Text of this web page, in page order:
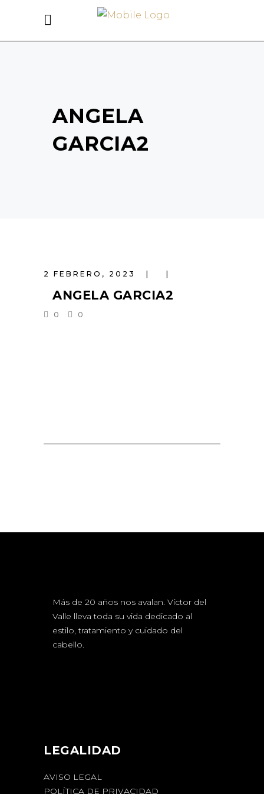
ANGELA
GARCIA2
2 FEBRERO, 2023
ANGELA GARCIA2
0 0
Más de 20 años nos avalan. Víctor del
Valle lleva toda su vida dedicado al
estilo, tratamiento y cuidado del
cabello.
LEGALIDAD
AVISO LEGAL
POLÍTICA DE PRIVACIDAD